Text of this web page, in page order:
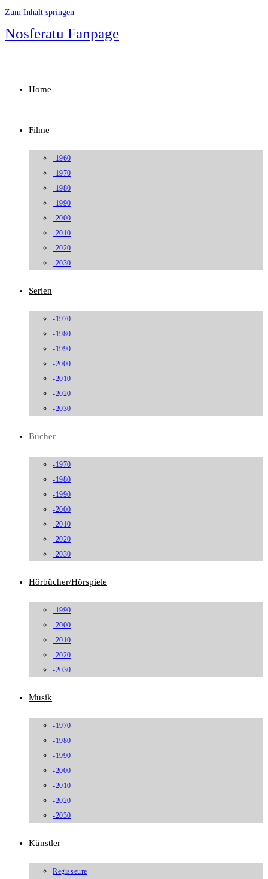
Zum Inhalt springen
Nosferatu Fanpage
Home
Filme
-1960
-1970
-1980
-1990
-2000
-2010
-2020
-2030
Serien
-1970
-1980
-1990
-2000
-2010
-2020
-2030
Bücher
-1970
-1980
-1990
-2000
-2010
-2020
-2030
Hörbücher/Hörspiele
-1990
-2000
-2010
-2020
-2030
Musik
-1970
-1980
-1990
-2000
-2010
-2020
-2030
Künstler
Regisseure